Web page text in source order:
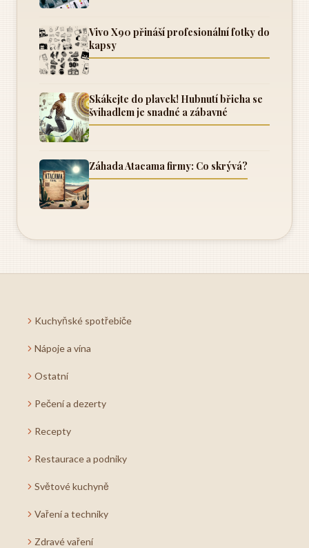
Vivo X90 přináší profesionální fotky do
kapsy
Skákejte do plavek! Hubnutí břicha se
švihadlem je snadné a zábavné
Záhada Atacama firmy: Co skrývá?
Kuchyňské spotřebiče
Nápoje a vína
Ostatní
Pečení a dezerty
Recepty
Restaurace a podniky
Světové kuchyně
Vaření a techniky
Zdravé vaření